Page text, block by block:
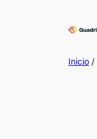
Inicio /